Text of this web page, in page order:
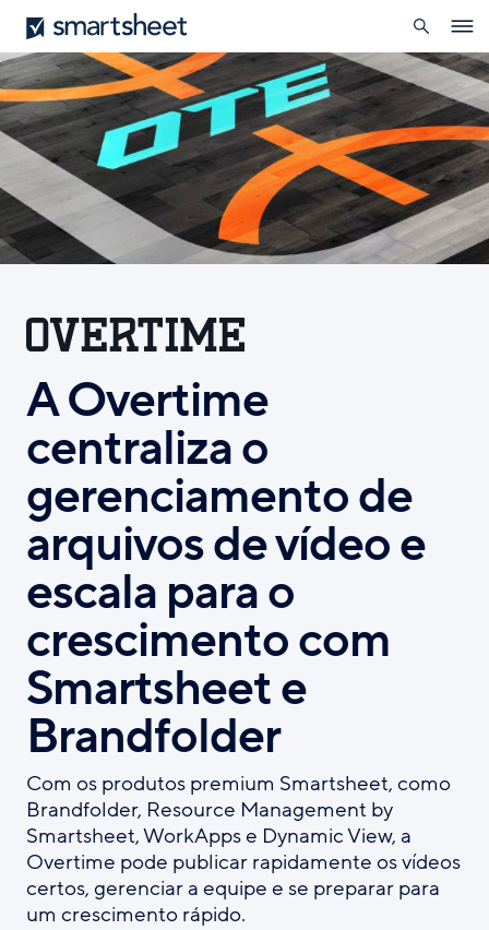
Skip
to
main
content
Smartsheet
pesquisa
A Overtime
centraliza o
gerenciamento de
arquivos de vídeo e
escala para o
crescimento com
Smartsheet e
Brandfolder
Com os produtos premium Smartsheet, como
Brandfolder, Resource Management by
Smartsheet, WorkApps e Dynamic View, a
Overtime pode publicar rapidamente os vídeos
certos, gerenciar a equipe e se preparar para
um crescimento rápido.